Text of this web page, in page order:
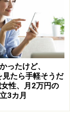
2016年8月に
に）温泉」旅
残っている理
』という作り
はランプの明
ばかりで津軽
ったけど、
たら手軽そうだ
性、月2万円の
3カ月